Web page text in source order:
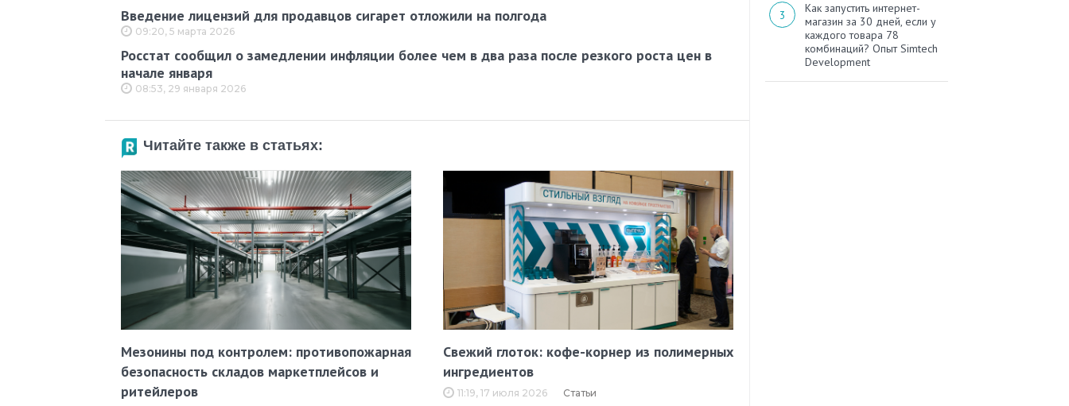
Введение лицензий для продавцов сигарет отложили на полгода
09:20, 5 марта 2026
Росстат сообщил о замедлении инфляции более чем в два раза после резкого роста цен в
начале января
08:53, 29 января 2026
Читайте также в статьях:
Мезонины под контролем: противопожарная
безопасность складов маркетплейсов и
ритейлеров
Свежий глоток: кофе-корнер из полимерных
ингредиентов
11:19, 17 июля 2026 Статьи
Как запустить интернет-
магазин за 30 дней, если у
каждого товара 78
комбинаций? Опыт Simtech
Development